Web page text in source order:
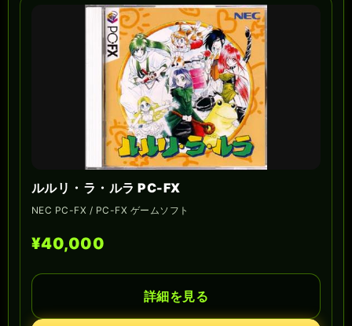
ルルリ・ラ・ルラ PC-FX
NEC PC-FX / PC-FX ゲームソフト
¥40,000
詳細を見る